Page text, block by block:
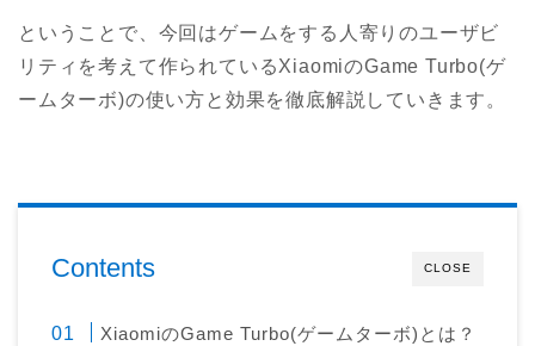
ということで、今回はゲームをする人寄りのユーザビ
リティを考えて作られているXiaomiのGame Turbo(ゲ
ームターボ)の使い方と効果を徹底解説していきます。
CLOSE
Contents
XiaomiのGame Turbo(ゲームターボ)とは？